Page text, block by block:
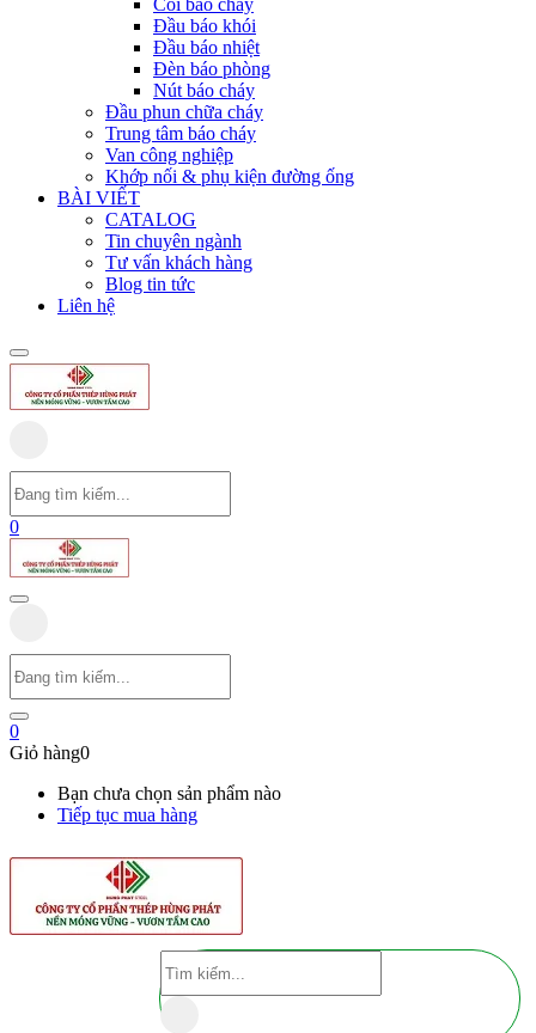
Còi báo cháy
Đầu báo khói
Đầu báo nhiệt
Đèn báo phòng
Nút báo cháy
Đầu phun chữa cháy
Trung tâm báo cháy
Van công nghiệp
Khớp nối & phụ kiện đường ống
BÀI VIẾT
CATALOG
Tin chuyên ngành
Tư vấn khách hàng
Blog tin tức
Liên hệ
0
0
Giỏ hàng0
Bạn chưa chọn sản phẩm nào
Tiếp tục mua hàng